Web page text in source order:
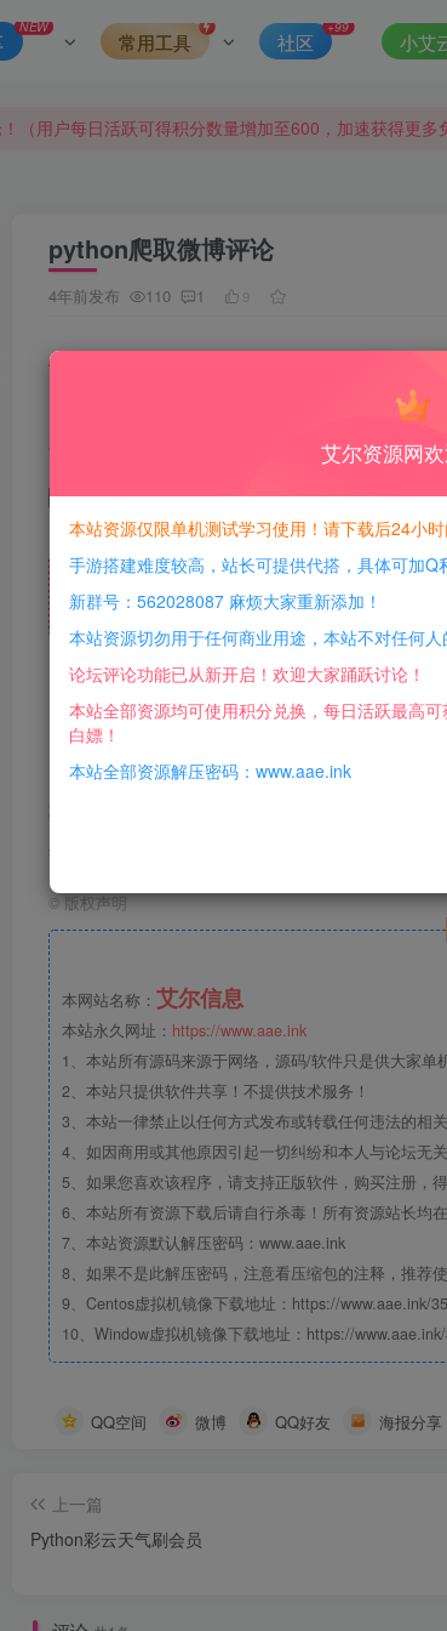
NEW
常用工具 社区
+99
小艾
（用户每日活跃可得积分数量增加至600，加速获得更多
。
python爬取微博评论
4年前发布 110 1
每日活跃最高可获得600积分！所有资源
本次用selenium关于selenium的下载及安装，
本站仅用于网络资源分享，本站所有资源均
勿用于任何商业用途，本站不对任何人的商业
©版权声明
本网站名称： 艾尔信息
本站永久网址： https://www.aae.ink
1、本站所有源码来源于网络，源码/软件只是供大家单
2、本站只提供软件共享！不提供技术服务！
3、本站一律禁止以任何方式发布或转载任何违法的相
4、如因商用或其他原因引起一切纠纷和本人与论坛无
5、如果您喜欢该程序，请支持正版软件，购买注册，
6、本站所有资源下载后请自行杀毒！所有资源站长均
7、本站资源默认解压密码：www.aae.ink
8、如果不是此解压密码，注意看压缩包的注释，推荐
9、Centos虚拟机镜像下载地址：https://www.aae.ink/
10、Window虚拟机镜像下载地址：https://
QQ空间 微博 QQ好友 海报分享
上一篇
Python彩云天气刷会员
艾尔资源网欢
本站资源仅限单机测试学习使用！请下载后24小
手游搭建难度较高，站长可提供代搭，具体可加Q
新群号：562028087 麻烦大家重新添加！
本站资源切勿用于任何商业用途，本站不对任何人
论坛评论功能已从新开启！欢迎大家踊跃讨论！
本站全部资源均可使用积分兑换，每日活跃最高
白嫖！
本站全部资源解压密码：www.aae.ink